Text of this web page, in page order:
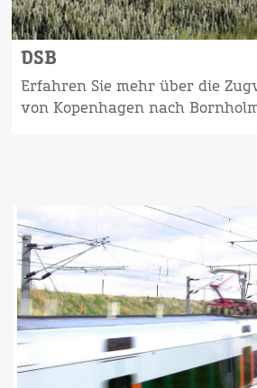
DSB
Erfahren Sie mehr über die
von Kopenhagen nach